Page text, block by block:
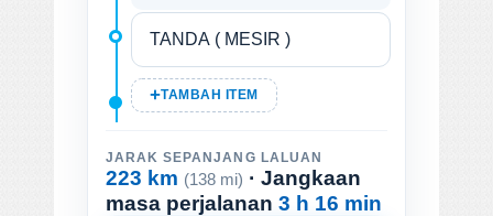
TAMBAH ITEM
JARAK SEPANJANG LALUAN
223 km (138 mi) · Jangkaan
masa perjalanan 3 h 16 min